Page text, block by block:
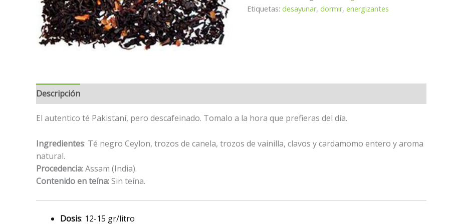
Etiquetas: desayunar, dormir, energizantes
Descripción
El autentico té Pakistaní, pero descafeinado. Tomalo a la hora que prefieras del día.
Ingredientes: Té negro Ceylon, trozos de canela, trozos de vainilla, clavos y cardamomo entero y aroma
natural.
Procedencia: Assam (India).
Contenido en teína:Sin teína.
Dosis: 12-15 gr/litro